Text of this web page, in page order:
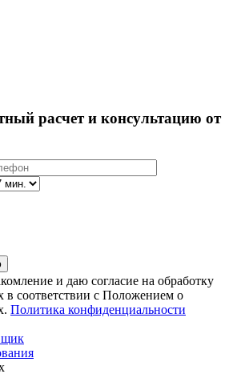
расчет и консультацию от
и даю согласие на обработку
в соответствии с Положением о
Политика конфиденциальности